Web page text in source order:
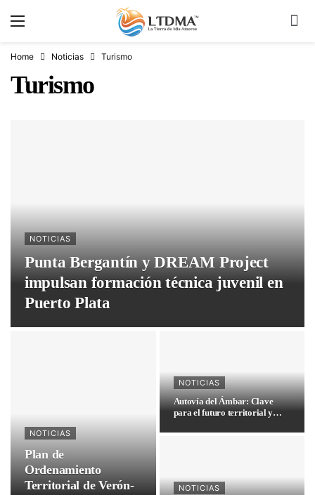
Home Noticias Turismo
Turismo
NOTICIAS
Punta Bergantín y DREAM Project
impulsan formación técnica juvenil en
Puerto Plata
NOTICIAS
Plan de
Ordenamiento
Territorial de Verón-
NOTICIAS
Autovía del Ámbar: Clave
para el futuro territorial y…
NOTICIAS